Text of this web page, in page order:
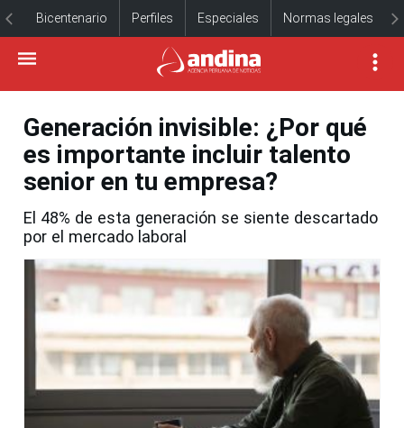
Bicentenario Perfiles Especiales Normas legales
Generación invisible: ¿Por qué
es importante incluir talento
senior en tu empresa?
El 48% de esta generación se siente descartado
por el mercado laboral